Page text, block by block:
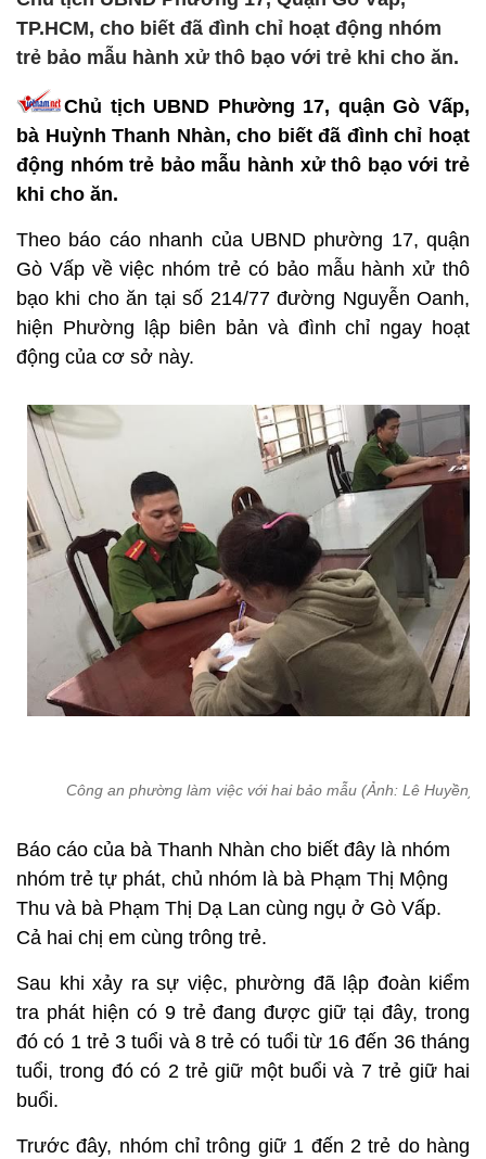
TP.HCM, cho biết đã đình chỉ hoạt động nhóm
trẻ bảo mẫu hành xử thô bạo với trẻ khi cho ăn.
Chủ tịch UBND Phường 17, quận Gò Vấp,
bà Huỳnh Thanh Nhàn, cho biết đã đình chỉ hoạt
động nhóm trẻ bảo mẫu hành xử thô bạo với trẻ
khi cho ăn.
Theo báo cáo nhanh của UBND phường 17, quận
Gò Vấp về việc nhóm trẻ có bảo mẫu hành xử thô
bạo khi cho ăn tại số 214/77 đường Nguyễn Oanh,
hiện Phường lập biên bản và đình chỉ ngay hoạt
động của cơ sở này.
Công an phường làm việc với hai bảo mẫu (Ảnh: Lê Huyền)
Báo cáo của bà Thanh Nhàn cho biết đây là nhóm
nhóm trẻ tự phát, chủ nhóm là bà Phạm Thị Mộng
Thu và bà Phạm Thị Dạ Lan cùng ngụ ở Gò Vấp.
Cả hai chị em cùng trông trẻ.
Sau khi xảy ra sự việc, phường đã lập đoàn kiểm
tra phát hiện có 9 trẻ đang được giữ tại đây, trong
đó có 1 trẻ 3 tuổi và 8 trẻ có tuổi từ 16 đến 36 tháng
tuổi, trong đó có 2 trẻ giữ một buổi và 7 trẻ giữ hai
buổi.
Trước đây, nhóm chỉ trông giữ 1 đến 2 trẻ do hàng